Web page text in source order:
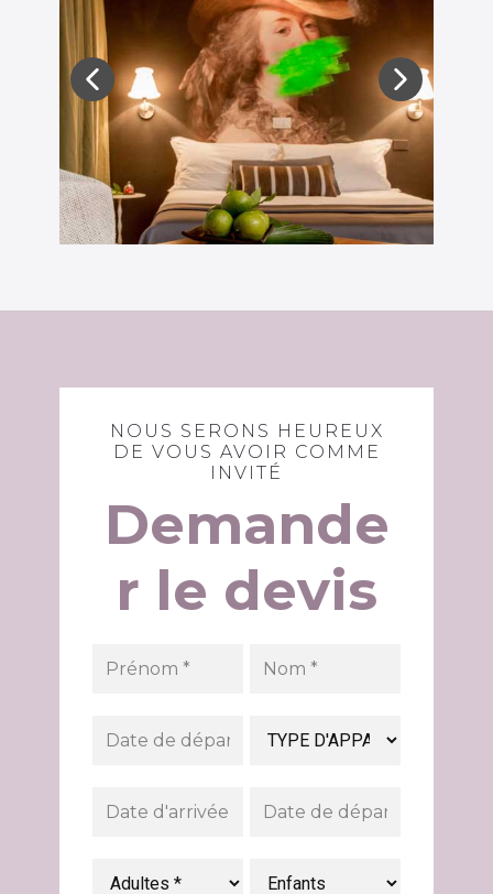
NOUS SERONS HEUREUX
DE VOUS AVOIR COMME
INVITÉ
Demande
r le devis